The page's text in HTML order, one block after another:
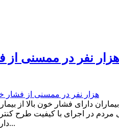
در اجرای با کیفیت طرح
دارد.برای شناسایی 6 هزار نفر دیگر...